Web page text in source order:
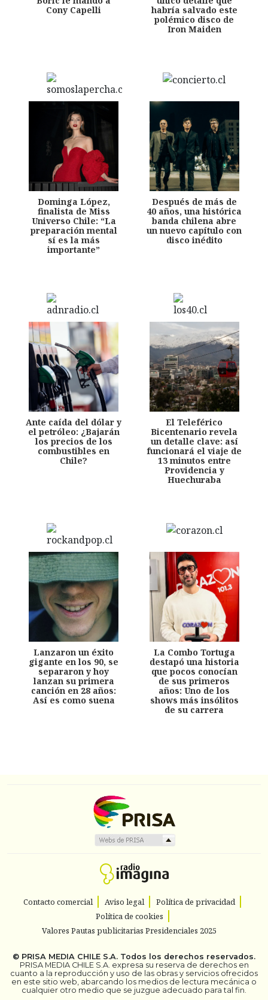
Cony Capelli
habría salvado este
polémico disco de
Iron Maiden
Dominga López,
finalista de Miss
Universo Chile: “La
preparación mental
sí es la más
importante”
Después de más de
40 años, una histórica
banda chilena abre
un nuevo capítulo con
disco inédito
Ante caída del dólar y
el petróleo: ¿Bajarán
los precios de los
combustibles en
Chile?
El Teleférico
Bicentenario revela
un detalle clave: así
funcionará el viaje de
13 minutos entre
Providencia y
Huechuraba
Lanzaron un éxito
gigante en los 90, se
separaron y hoy
lanzan su primera
canción en 28 años:
Así es como suena
La Combo Tortuga
destapó una historia
que pocos conocían
de sus primeros
años: Uno de los
shows más insólitos
de su carrera
Contacto comercial Aviso legal
Política de privacidad
Política de cookies
Valores Pautas publicitarias Presidenciales 2025
© PRISA MEDIA CHILE S.A. Todos los derechos reservados.
PRISA MEDIA CHILE S.A. expresa su reserva de derechos en
cuanto a la reproducción y uso de las obras y servicios ofrecidos
en este sitio web, abarcando los medios de lectura mecánica o
cualquier otro medio que se juzgue adecuado para tal fin.